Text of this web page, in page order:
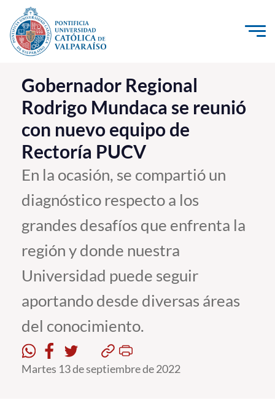
Click acá para ir directamente al contenido
La Universidad
Investigación, Creación e Innovación
PUCV Internacional
Vinculación con el Medio
Admisión
Postgrado
Formación Continua
Estudiantes
Académicos
Funcionarios
Gobernador Regional
Rodrigo Mundaca se reunió
con nuevo equipo de
Rectoría PUCV
En la ocasión, se compartió un
diagnóstico respecto a los
grandes desafíos que enfrenta la
región y donde nuestra
Universidad puede seguir
aportando desde diversas áreas
del conocimiento.
Martes 13 de septiembre de 2022